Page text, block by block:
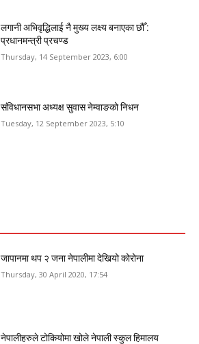
लगानी अभिवृद्धिलाई नै मुख्य लक्ष्य बनाएका छौँ :
प्रधानमन्त्री प्रचण्ड
Thursday, 14 September 2023, 6:00
संविधानसभा अध्यक्ष सुवास नेम्वाङको निधन
Tuesday, 12 September 2023, 5:10
जापानमा थप २ जना नेपालीमा देखियो कोरोना
Thursday, 30 April 2020, 17:54
नेपालीहरुले टोकियोमा खोले नेपाली स्कुल हिमालय